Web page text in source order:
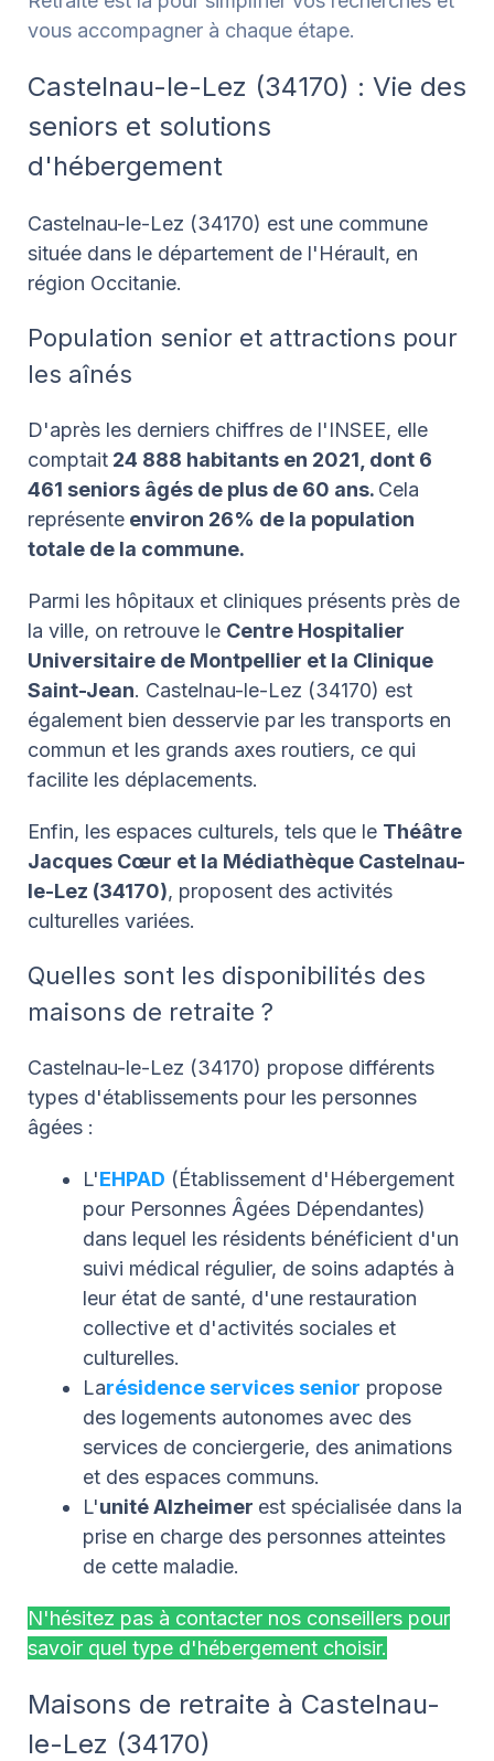
vous accompagner à chaque étape.
Castelnau-le-Lez (34170) : Vie des
seniors et solutions
d'hébergement
Castelnau-le-Lez (34170) est une commune
située dans le département de l'Hérault, en
région Occitanie.
Population senior et attractions pour
les aînés
D'après les derniers chiffres de l'INSEE, elle
comptait 24 888 habitants en 2021, dont 6
461 seniors âgés de plus de 60 ans. Cela
représente environ 26% de la population
totale de la commune.
Parmi les hôpitaux et cliniques présents près de
la ville, on retrouve le Centre Hospitalier
Universitaire de Montpellier et la Clinique
Saint-Jean. Castelnau-le-Lez (34170) est
également bien desservie par les transports en
commun et les grands axes routiers, ce qui
facilite les déplacements.
Enfin, les espaces culturels, tels que le Théâtre
Jacques Cœur et la Médiathèque Castelnau-
le-Lez (34170), proposent des activités
culturelles variées.
Quelles sont les disponibilités des
maisons de retraite ?
Castelnau-le-Lez (34170) propose différents
types d'établissements pour les personnes
âgées :
L'EHPAD (Établissement d'Hébergement
pour Personnes Âgées Dépendantes)
dans lequel les résidents bénéficient d'un
suivi médical régulier, de soins adaptés à
leur état de santé, d'une restauration
collective et d'activités sociales et
culturelles.
Larésidence services senior propose
des logements autonomes avec des
services de conciergerie, des animations
et des espaces communs.
L'unité Alzheimer est spécialisée dans la
prise en charge des personnes atteintes
de cette maladie.
N'hésitez pas à contacter nos conseillers pour
savoir quel type d'hébergement choisir.
Maisons de retraite à Castelnau-
le-Lez (34170)